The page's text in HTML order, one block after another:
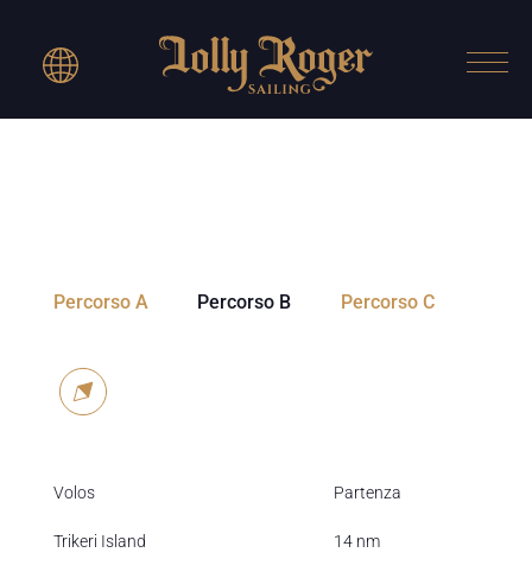
Percorso A Percorso B Percorso C
Volos Partenza
Trikeri Island 14 nm